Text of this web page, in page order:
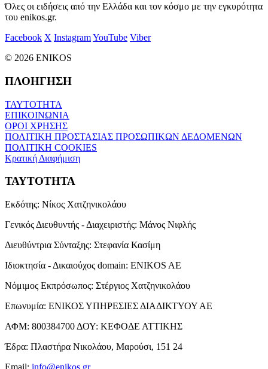
Όλες οι ειδήσεις από την Ελλάδα και τον κόσμο με την εγκυρότητα
του enikos.gr.
Facebook X InstagramYouTube Viber
© 2026 ENIKOS
ΠΛΟΗΓΗΣΗ
ΤΑΥΤΟΤΗΤΑ
ΕΠΙΚΟΙΝΩΝΙΑ
ΟΡΟΙ ΧΡΗΣΗΣ
ΠΟΛΙΤΙΚΗ ΠΡΟΣΤΑΣΙΑΣ ΠΡΟΣΩΠΙΚΩΝ ΔΕΔΟΜΕΝΩΝ
ΠΟΛΙΤΙΚΗ COOKIES
Κρατική Διαφήμιση
ΤΑΥΤΟΤΗΤΑ
Εκδότης: Νίκος Χατζηνικολάου
Γενικός Διευθυντής - Διαχειριστής: Μάνος Νιφλής
Διευθύντρια Σύνταξης: Στεφανία Κασίμη
Ιδιοκτησία - Δικαιούχος domain: ENIKOS AE
Νόμιμος Εκπρόσωπος: Στέργιος Χατζηνικολάου
Επωνυμία: ΕΝΙΚΟΣ ΥΠΗΡΕΣΙΕΣ ΔΙΑΔΙΚΤΥΟΥ ΑΕ
ΑΦΜ: 800384700 ΔΟΥ: ΚΕΦΟΔΕ ΑΤΤΙΚΗΣ
Έδρα: Πλαστήρα Νικολάου, Μαρούσι, 151 24
Email: info@enikos.gr